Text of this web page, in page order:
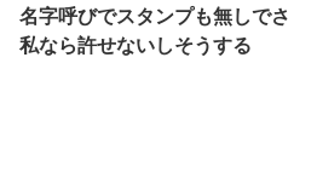
名字呼びでスタンプも無しでさ
私なら許せないしそうする